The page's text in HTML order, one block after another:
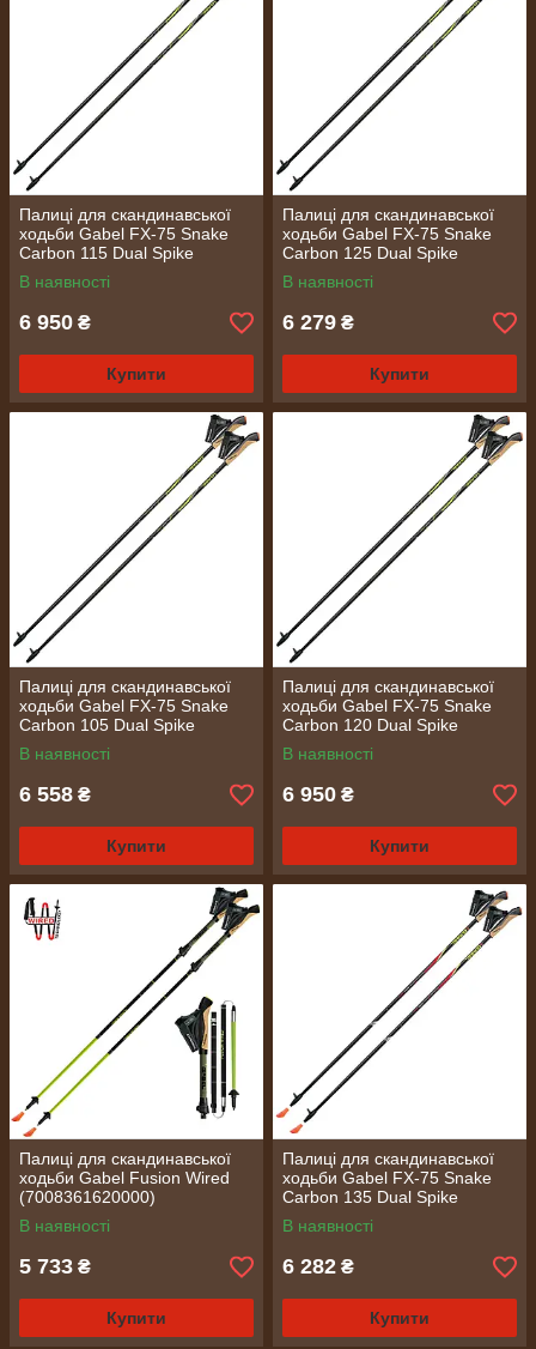
Палиці для скандинавської
ходьби Gabel FX-75 Snake
Carbon 115 Dual Spike
(7009351011150)
В наявності
6 950 ₴
Купити
Палиці для скандинавської
ходьби Gabel FX-75 Snake
Carbon 125 Dual Spike
(7009351011250)
В наявності
6 279 ₴
Купити
Палиці для скандинавської
ходьби Gabel FX-75 Snake
Carbon 105 Dual Spike
(7009351011050)
В наявності
6 558 ₴
Купити
Палиці для скандинавської
ходьби Gabel FX-75 Snake
Carbon 120 Dual Spike
(7009351011200)
В наявності
6 950 ₴
Купити
Палиці для скандинавської
ходьби Gabel Fusion Wired
(7008361620000)
В наявності
5 733 ₴
Купити
Палиці для скандинавської
ходьби Gabel FX-75 Snake
Carbon 135 Dual Spike
(7008351011350)
В наявності
6 282 ₴
Купити